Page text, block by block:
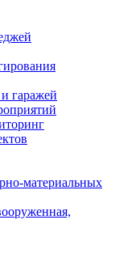
гаражей
материальных